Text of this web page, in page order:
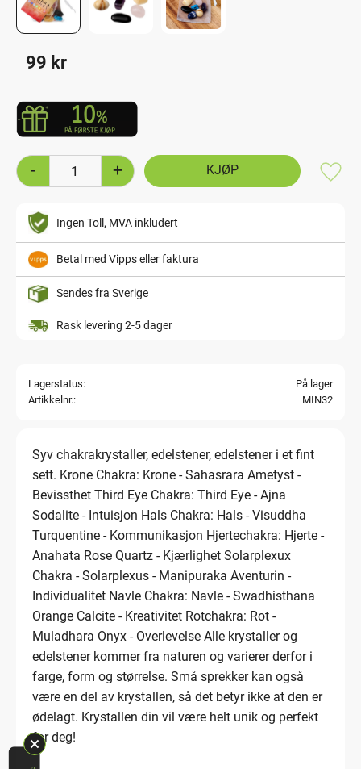
99 kr
+
-
Ingen Toll, MVA inkludert
Betal med Vipps eller faktura
Sendes fra Sverige
Rask levering 2-5 dager
Lagerstatus
På lager
Artikkelnr.
MIN32
Syv chakrakrystaller, edelstener, edelstener i et fint
sett. Krone Chakra: Krone - Sahasrara Ametyst -
Bevissthet Third Eye Chakra: Third Eye - Ajna
Sodalite - Intuisjon Hals Chakra: Hals - Visuddha
Turquentine - Kommunikasjon Hjertechakra: Hjerte -
Anahata Rose Quartz - Kjærlighet Solarplexux
Chakra - Solarplexus - Manipuraka Aventurin -
Individualitet Navle Chakra: Navle - Swadhisthana
Orange Calcite - Kreativitet Rotchakra: Rot -
Muladhara Onyx - Overlevelse Alle krystaller og
edelstener kommer fra naturen og varierer derfor i
farge, form og størrelse. Små sprekker kan også
være en del av krystallen, så det betyr ikke at den er
ødelagt. Krystallen din vil være helt unik og perfekt
for deg!